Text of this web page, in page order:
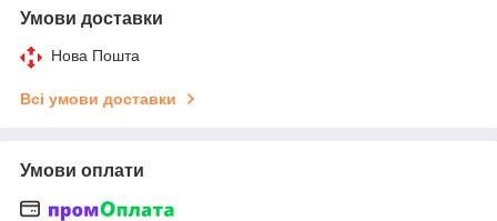
Умови доставки
Нова Пошта
Всі умови доставки
Умови оплати